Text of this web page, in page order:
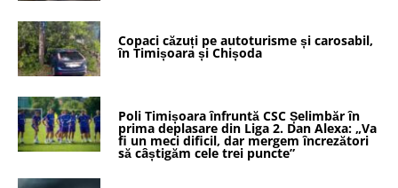
Copaci căzuți pe autoturisme și carosabil,
în Timișoara și Chișoda
Poli Timișoara înfruntă CSC Șelimbăr în
prima deplasare din Liga 2. Dan Alexa: „Va
fi un meci dificil, dar mergem încrezători
să câștigăm cele trei puncte”